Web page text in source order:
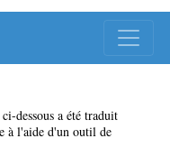
dessous a été traduit
à l'aide d'un outil de